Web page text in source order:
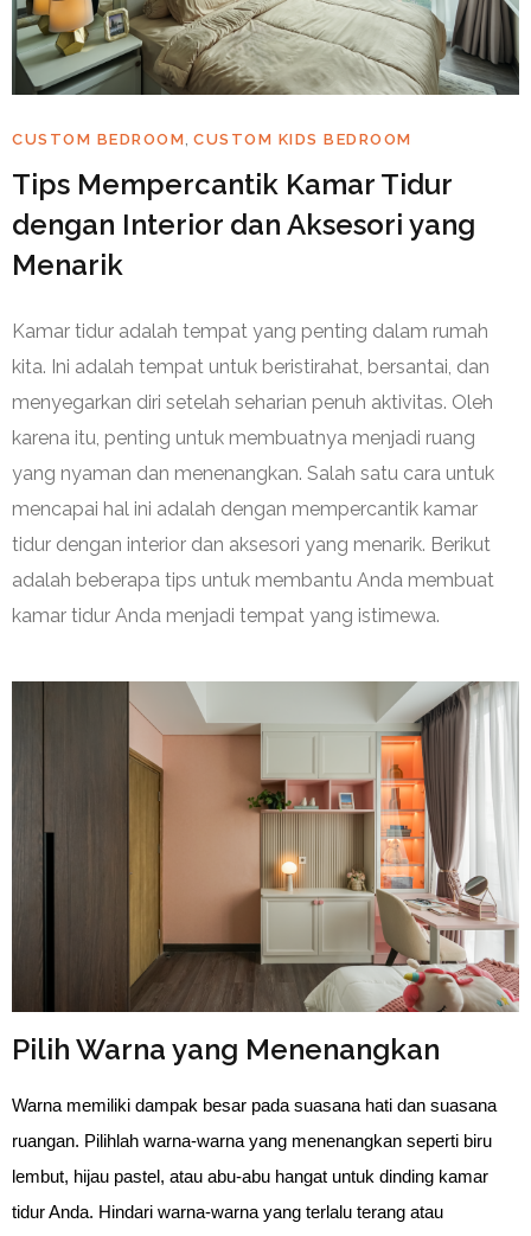
CUSTOM BEDROOM CUSTOM KIDS BEDROOM
Tips Mempercantik Kamar Tidur
dengan Interior dan Aksesori yang
Menarik
Kamar tidur adalah tempat yang penting dalam rumah
kita. Ini adalah tempat untuk beristirahat, bersantai, dan
menyegarkan diri setelah seharian penuh aktivitas. Oleh
karena itu, penting untuk membuatnya menjadi ruang
yang nyaman dan menenangkan. Salah satu cara untuk
mencapai hal ini adalah dengan mempercantik kamar
tidur dengan interior dan aksesori yang menarik. Berikut
adalah beberapa tips untuk membantu Anda membuat
kamar tidur Anda menjadi tempat yang istimewa.
Pilih Warna yang Menenangkan
Warna memiliki dampak besar pada suasana hati dan suasana
ruangan. Pilihlah warna-warna yang menenangkan seperti biru
lembut, hijau pastel, atau abu-abu hangat untuk dinding kamar
tidur Anda. Hindari warna-warna yang terlalu terang atau